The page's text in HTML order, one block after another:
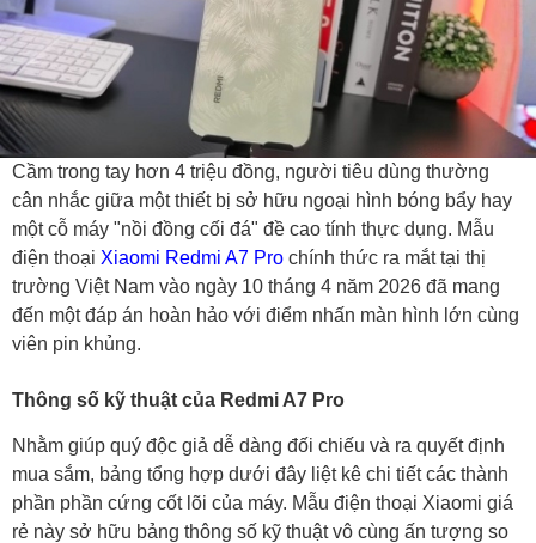
Cầm trong tay hơn 4 triệu đồng, người tiêu dùng thường
cân nhắc giữa một thiết bị sở hữu ngoại hình bóng bẩy hay
một cỗ máy "nồi đồng cối đá" đề cao tính thực dụng. Mẫu
điện thoại Xiaomi Redmi A7 Pro chính thức ra mắt tại thị
trường Việt Nam vào ngày 10 tháng 4 năm 2026 đã mang
đến một đáp án hoàn hảo với điểm nhấn màn hình lớn cùng
viên pin khủng.
Thông số kỹ thuật của Redmi A7 Pro
Nhằm giúp quý độc giả dễ dàng đối chiếu và ra quyết định
mua sắm, bảng tổng hợp dưới đây liệt kê chi tiết các thành
phần phần cứng cốt lõi của máy. Mẫu điện thoại Xiaomi giá
rẻ này sở hữu bảng thông số kỹ thuật vô cùng ấn tượng so